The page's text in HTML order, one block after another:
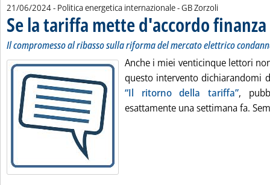
21/06/2024- Politica energetica internazionale -di:
GB Zorzoli
Se la tariffa mette d'accordo
Il compromesso al ribasso sulla riforma del mercato elettrico
Anche i miei venticinque lettori
questo intervento dichiarandomi
“Il ritorno della tariffa”,
esattamente una settimana fa.